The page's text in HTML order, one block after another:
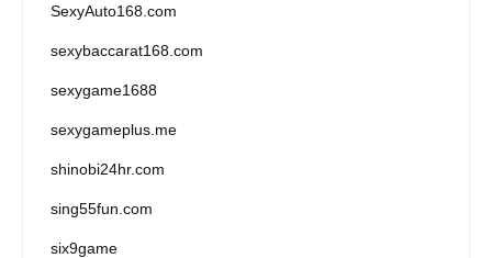
SexyAuto168.com
sexybaccarat168.com
sexygame1688
sexygameplus.me
shinobi24hr.com
sing55fun.com
six9game